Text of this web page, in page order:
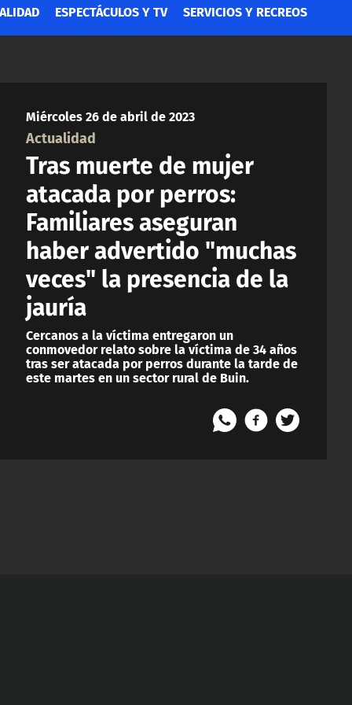
ESPECTÁCULOS Y TV SERVICIOS Y RECREOS
Miércoles 26 de abril de 2023
Actualidad
Tras muerte de mujer
atacada por perros:
Familiares aseguran
haber advertido "muchas
veces" la presencia de la
jauría
Cercanos a la víctima entregaron un
conmovedor relato sobre la víctima de 34 años
tras ser atacada por perros durante la tarde de
este martes en un sector rural de Buin.